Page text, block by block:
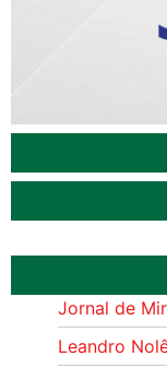
Jornal de
Leandro